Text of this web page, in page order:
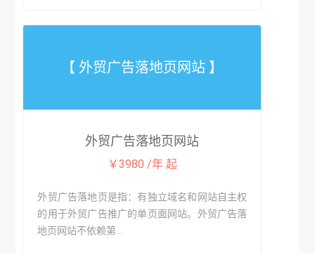
【 外贸广告落地页网站 】
外贸广告落地页网站
￥3980 /年 起
外贸广告落地页是指：有独立域名和网站自主权
的用于外贸广告推广的单页面网站。外贸广告落
地页网站不依赖第...